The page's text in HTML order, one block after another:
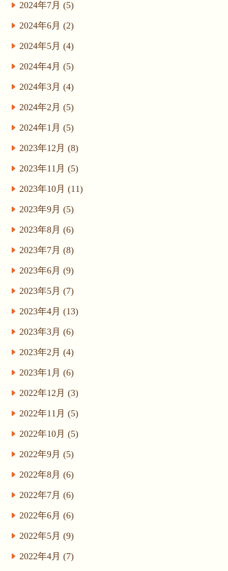
2024年7月 (5)
2024年6月 (2)
2024年5月 (4)
2024年4月 (5)
2024年3月 (4)
2024年2月 (5)
2024年1月 (5)
2023年12月 (8)
2023年11月 (5)
2023年10月 (11)
2023年9月 (5)
2023年8月 (6)
2023年7月 (8)
2023年6月 (9)
2023年5月 (7)
2023年4月 (13)
2023年3月 (6)
2023年2月 (4)
2023年1月 (6)
2022年12月 (3)
2022年11月 (5)
2022年10月 (5)
2022年9月 (5)
2022年8月 (6)
2022年7月 (6)
2022年6月 (6)
2022年5月 (9)
2022年4月 (7)